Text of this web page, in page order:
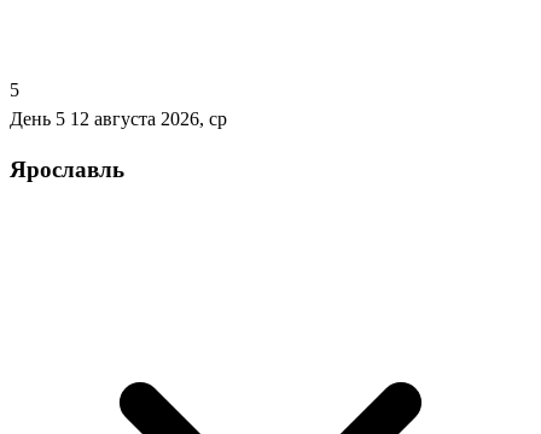
5
День 5 12 августа 2026, ср
Ярославль